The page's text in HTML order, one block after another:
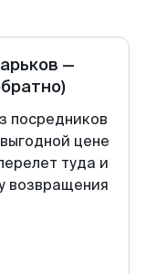
—
посредников
цене
туда и
возвращения